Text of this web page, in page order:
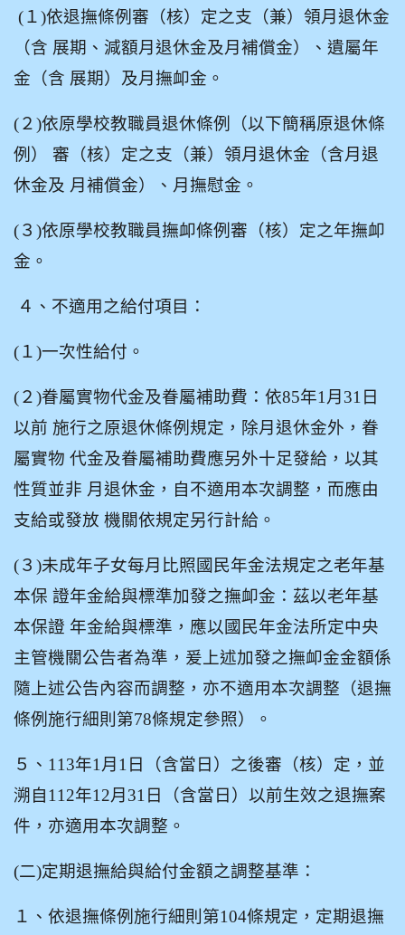
(１)依退撫條例審（核）定之支（兼）領月退休金
（含 展期、減額月退休金及月補償金）、遺屬年
金（含 展期）及月撫卹金。
(２)依原學校教職員退休條例（以下簡稱原退休條
例） 審（核）定之支（兼）領月退休金（含月退
休金及 月補償金）、月撫慰金。
(３)依原學校教職員撫卹條例審（核）定之年撫卹
金。
４、不適用之給付項目：
(１)一次性給付。
(２)眷屬實物代金及眷屬補助費：依85年1月31日
以前 施行之原退休條例規定，除月退休金外，眷
屬實物 代金及眷屬補助費應另外十足發給，以其
性質並非 月退休金，自不適用本次調整，而應由
支給或發放 機關依規定另行計給。
(３)未成年子女每月比照國民年金法規定之老年基
本保 證年金給與標準加發之撫卹金：茲以老年基
本保證 年金給與標準，應以國民年金法所定中央
主管機關公告者為準，爰上述加發之撫卹金金額係
隨上述公告內容而調整，亦不適用本次調整（退撫
條例施行細則第78條規定參照）。
５、113年1月1日（含當日）之後審（核）定，並
溯自112年12月31日（含當日）以前生效之退撫案
件，亦適用本次調整。
(二)定期退撫給與給付金額之調整基準：
１、依退撫條例施行細則第104條規定，定期退撫